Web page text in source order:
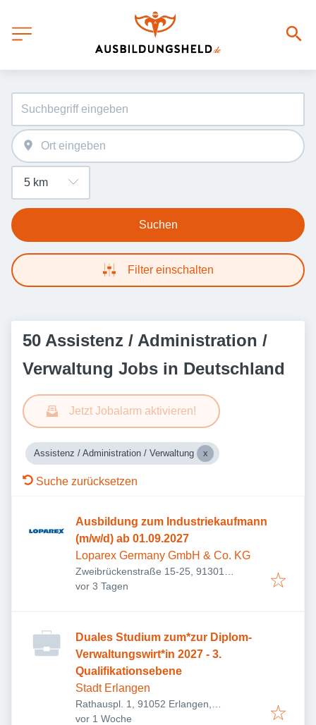
Suchen
Filter einschalten
50 Assistenz / Administration /
Verwaltung Jobs in Deutschland
Jetzt Jobalarm aktivieren!
Assistenz / Administration / Verwaltung
Suche zurücksetzen
Ausbildung zum Industriekaufmann
(m/w/d) ab 01.09.2027
Loparex Germany GmbH & Co. KG
Zweibrückenstraße 15-25, 91301
Forchheim, Deutschland
Veröffentlicht
vor 3 Tagen
Duales Studium zum*zur Diplom-
Verwaltungswirt*in 2027 - 3.
Qualifikationsebene
Stadt Erlangen
Rathauspl. 1, 91052 Erlangen,
Deutschland
Veröffentlicht
vor 1 Woche